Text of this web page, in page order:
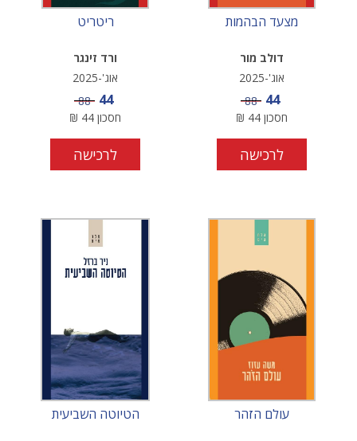
מצעד הבהמות
דולב מור
אוג'-2025
מחיר מבצע
44 מחיר
88
חסכון 44
₪
לרכישה
ריטריט
ורד זינגר
אוג'-2025
מחיר מבצע
44 מחיר
88
חסכון 44
₪
לרכישה
עולם הזהר הטיוטה השביעית